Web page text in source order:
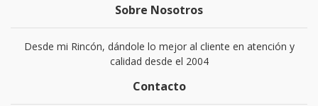
Sobre Nosotros
Desde mi Rincón, dándole lo mejor al cliente en atención y
calidad desde el 2004
Contacto